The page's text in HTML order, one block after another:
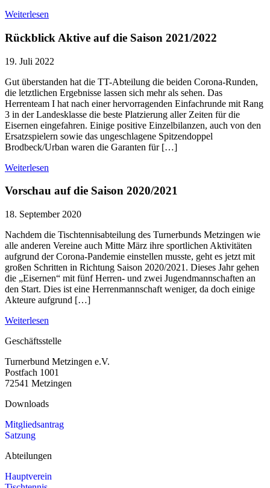
Weiterlesen
Rückblick Aktive auf die Saison 2021/2022
19. Juli 2022
Gut überstanden hat die TT-Abteilung die beiden Corona-Runden,
die letztlichen Ergebnisse lassen sich mehr als sehen. Das
Herrenteam I hat nach einer hervorragenden Einfachrunde mit Rang
3 in der Landesklasse die beste Platzierung aller Zeiten für die
Eisernen eingefahren. Einige positive Einzelbilanzen, auch von den
Ersatzspielern sowie das ungeschlagene Spitzendoppel
Brodbeck/Urban waren die Garanten für […]
Weiterlesen
Vorschau auf die Saison 2020/2021
18. September 2020
Nachdem die Tischtennisabteilung des Turnerbunds Metzingen wie
alle anderen Vereine auch Mitte März ihre sportlichen Aktivitäten
aufgrund der Corona-Pandemie einstellen musste, geht es jetzt mit
großen Schritten in Richtung Saison 2020/2021. Dieses Jahr gehen
die „Eisernen“ mit fünf Herren- und zwei Jugendmannschaften an
den Start. Dies ist eine Herrenmannschaft weniger, da doch einige
Akteure aufgrund […]
Weiterlesen
Geschäftsstelle
Turnerbund Metzingen e.V.
Postfach 1001
72541 Metzingen
Downloads
Mitgliedsantrag
Satzung
Abteilungen
Hauptverein